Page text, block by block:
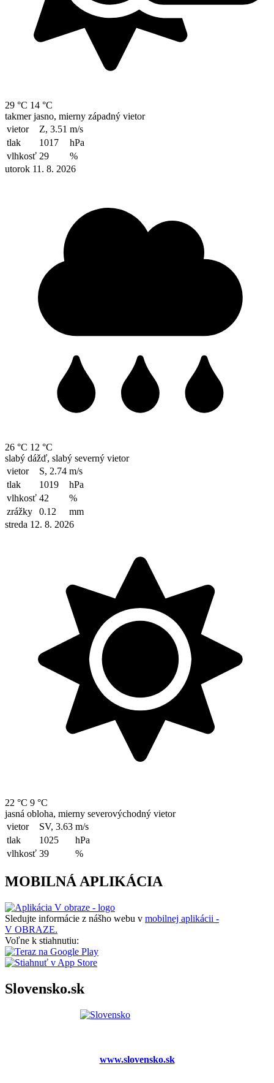
29 °C 14 °C
takmer jasno, mierny západný vietor
vietor
Z, 3.51 m/s
tlak
1017
hPa
vlhkosť 29
%
utorok 11. 8. 2026
26 °C 12 °C
slabý dážď, slabý severný vietor
vietor
S, 2.74 m/s
tlak
1019
hPa
vlhkosť 42
%
zrážky
0.12
mm
streda 12. 8. 2026
22 °C 9 °C
jasná obloha, mierny severovýchodný vietor
vietor
SV, 3.63 m/s
tlak
1025
hPa
vlhkosť 39 %
MOBILNÁ APLIKÁCIA
Sledujte informácie z nášho webu v mobilnej aplikácii -
V OBRAZE.
Voľne k stiahnutiu:
Slovensko.sk
www.slovensko.sk